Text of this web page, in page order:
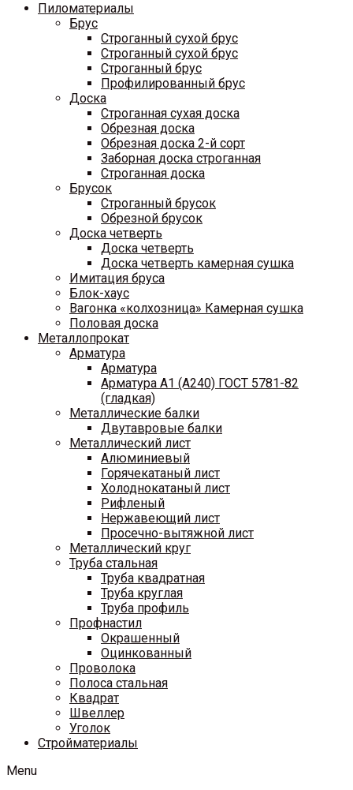
Пиломатериалы
Брус
Строганный сухой брус
Строганный сухой брус
Строганный брус
Профилированный брус
Доска
Строганная сухая доска
Обрезная доска
Обрезная доска 2-й сорт
Заборная доска строганная
Строганная доска
Брусок
Строганный брусок
Обрезной брусок
Доска четверть
Доска четверть
Доска четверть камерная сушка
Имитация бруса
Блок-хаус
Вагонка «колхозница» Камерная сушка
Половая доска
Металлопрокат
Арматура
Арматура
Арматура A1 (A240) ГОСТ 5781-82
(гладкая)
Металлические балки
Двутавровые балки
Металлический лист
Алюминиевый
Горячекатаный лист
Холоднокатаный лист
Рифленый
Нержавеющий лист
Просечно-вытяжной лист
Металлический круг
Труба стальная
Труба квадратная
Труба круглая
Труба профиль
Профнастил
Окрашенный
Оцинкованный
Проволока
Полоса стальная
Квадрат
Швеллер
Уголок
Стройматериалы
Menu